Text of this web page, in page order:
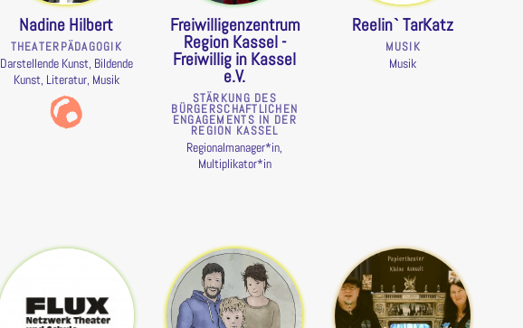
Nadine Hilbert
THEATERPÄDAGOGIK
Darstellende Kunst, Bildende
Kunst, Literatur, Musik
Freiwilligenzentrum
Region Kassel -
Freiwillig in Kassel
e.V.
STÄRKUNG DES
BÜRGERSCHAFTLICHEN
ENGAGEMENTS IN DER
REGION KASSEL
Regionalmanager*in,
Multiplikator*in
Reelin` TarKatz
MUSIK
Musik